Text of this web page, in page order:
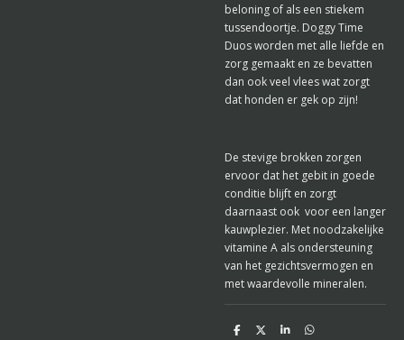
beloning of als een stiekem
tussendoortje. Doggy Time
Duos worden met alle liefde en
zorg gemaakt en ze bevatten
dan ook veel vlees wat zorgt
dat honden er gek op zijn!
De stevige brokken zorgen
ervoor dat het gebit in goede
conditie blijft en zorgt
daarnaast ook voor een langer
kauwplezier. Met noodzakelijke
vitamine A als ondersteuning
van het gezichtsvermogen en
met waardevolle mineralen.
D
D
S
D